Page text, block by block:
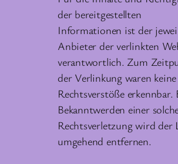
der bereitgestellten
Informationen ist der
Anbieter der verlinkten
verantwortlich. Zum
der Verlinkung waren keine
Rechtsverstöße erkennbar.
Bekanntwerden einer
Rechtsverletzung wird der
umgehend entfernen.